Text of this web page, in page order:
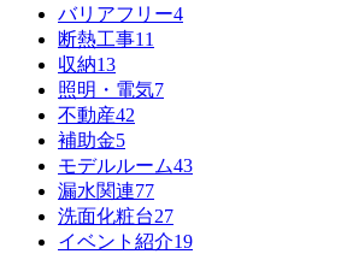
バリアフリー4
断熱工事11
収納13
照明・電気7
不動産42
補助金5
モデルルーム43
漏水関連77
洗面化粧台27
イベント紹介19